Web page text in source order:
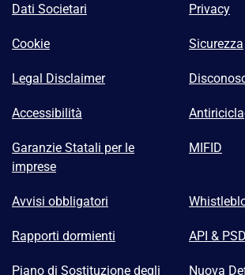
Dati Societari Privacy
Cookie Sicurezza
Legal Disclaimer
Accessibilità
Garanzie Statali per le
imprese
MIFID
Avvisi obbligatori
Rapporti dormienti API &
Piano di Sostituzione degli Nuova